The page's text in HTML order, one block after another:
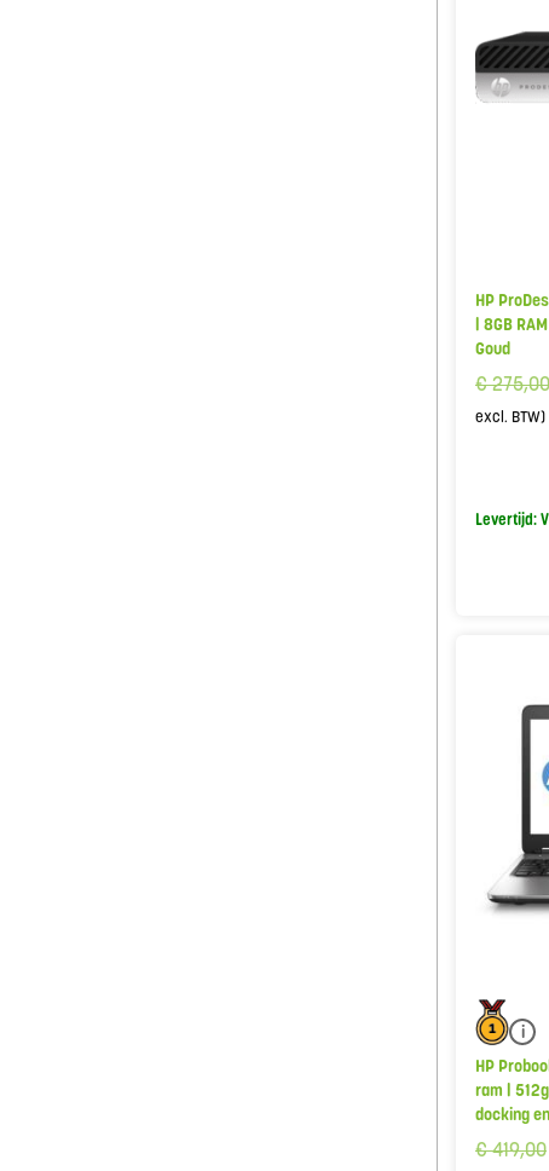
HP
| 8GB
Goud
€275,00
excl. BTW)
Levertijd:
i
HP
ram |
docking
€419,00